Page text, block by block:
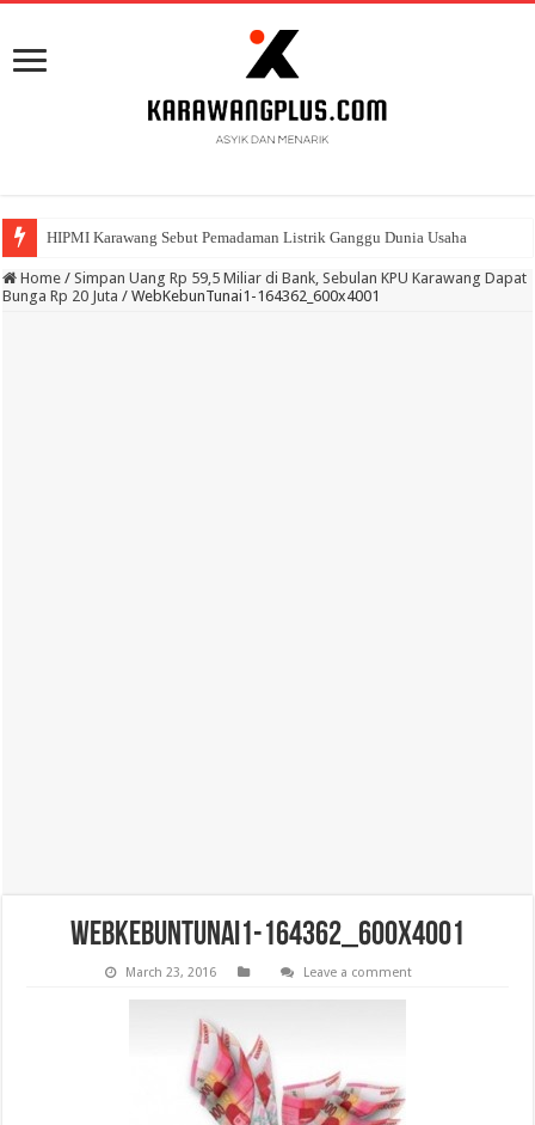
HIPMI Karawang Sebut Pemadaman Listrik Ganggu Dunia Usaha
BPK Ganjar WTP ke 11 Pada Laporan Keuangan Pemda Karawang
Home / Simpan Uang Rp 59,5 Miliar di Bank, Sebulan KPU Karawang Dapat
Bunga Rp 20 Juta / WebKebunTunai1-164362_600x4001
WebKebunTunai1-164362_600x4001
March 23, 2016 Leave a comment